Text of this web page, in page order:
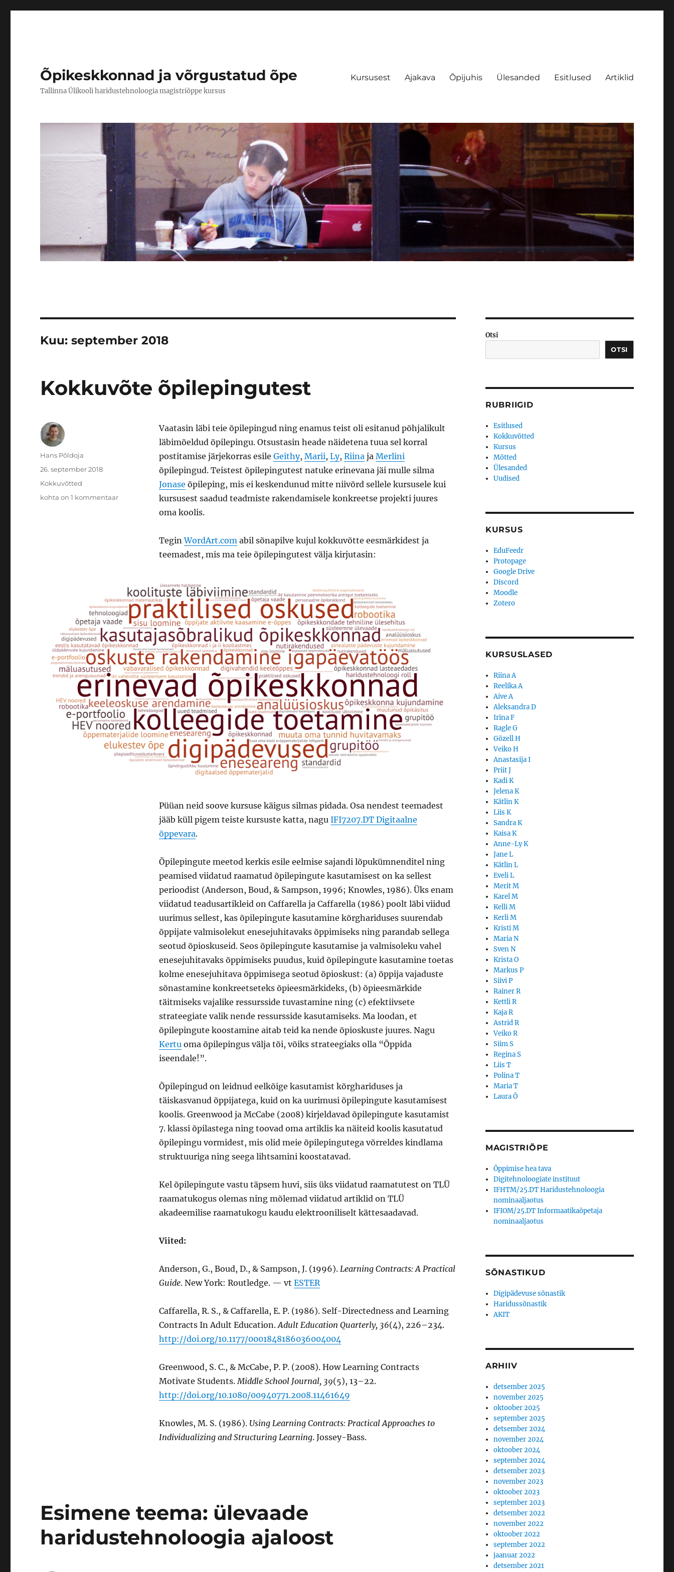
Õpikeskkonnad ja võrgustatud õpe
Tallinna Ülikooli haridustehnoloogia magistriõppe kursus
Kursusest Ajakava Õpijuhis Ülesanded Esitlused Artiklid
Kuu:september 2018
Kokkuvõte õpilepingutest
Vaatasin läbi teie õpilepingud ning enamus teist oli esitanud põhjalikult
läbimõeldud õpilepingu. Otsustasin heade näidetena tuua sel korral
postitamise järjekorras esile Geithy, Marii, Ly, Riinaja Merlini
õpilepingud. Teistest õpilepingutest natuke erinevana jäi mulle silma
Jonase õpileping, mis ei keskendunud mitte niivõrd sellele kursusele kui
kursusest saadud teadmiste rakendamisele konkreetse projekti juures
oma koolis.
TeginWordArt.comabil sõnapilve kujul kokkuvõtte eesmärkidest ja
teemadest, mis ma teie õpilepingutest välja kirjutasin:
Püüan neid soove kursuse käigus silmas pidada. Osa nendest teemadest
jääb küll pigem teiste kursuste katta, nagu IFI7207.DT Digitaalne
õppevara.
Õpilepingute meetod kerkis esile eelmise sajandi lõpukümnenditel ning
peamised viidatud raamatud õpilepingute kasutamisest on ka sellest
perioodist (Anderson, Boud, & Sampson, 1996; Knowles, 1986). Üks enam
viidatud teadusartikleid on Caffarella ja Caffarella (1986) poolt läbi viidud
uurimus sellest, kas õpilepingute kasutamine kõrghariduses suurendab
õppijate valmisolekut enesejuhitavaks õppimiseks ning parandab sellega
seotud õpioskuseid. Seos õpilepingute kasutamise ja valmisoleku vahel
enesejuhitavaks õppimiseks puudus, kuid õpilepingute kasutamine toetas
kolme enesejuhitava õppimisega seotud õpioskust: (a) õppija vajaduste
sõnastamine konkreetseteks õpieesmärkideks, (b) õpieesmärkide
täitmiseks vajalike ressursside tuvastamine ning (c) efektiivsete
strateegiate valik nende ressursside kasutamiseks. Ma loodan, et
õpilepingute koostamine aitab teid ka nende õpioskuste juures. Nagu
Kertu oma õpilepingus välja tõi, võiks strateegiaks olla “Õppida
iseendale!”.
Õpilepingud on leidnud eelkõige kasutamist kõrghariduses ja
täiskasvanud õppijatega, kuid on ka uurimusi õpilepingute kasutamisest
koolis. Greenwood ja McCabe (2008) kirjeldavad õpilepingute kasutamist
7. klassi õpilastega ning toovad oma artiklis ka näiteid koolis kasutatud
õpilepingu vormidest, mis olid meie õpilepingutega võrreldes kindlama
struktuuriga ning seega lihtsamini koostatavad.
Kel õpilepingute vastu täpsem huvi, siis üks viidatud raamatutest on TLÜ
raamatukogus olemas ning mõlemad viidatud artiklid on TLÜ
akadeemilise raamatukogu kaudu elektrooniliselt kättesaadavad.
Viited:
Anderson, G., Boud, D., & Sampson, J. (1996). Learning Contracts: A Practical
Guide. New York: Routledge. — vt ESTER
Caffarella, R. S., & Caffarella, E. P. (1986). Self-Directedness and Learning
Contracts In Adult Education. Adult Education Quarterly, 36(4), 226–234.
http://doi.org/10.1177/0001848186036004004
Greenwood, S. C., & McCabe, P. P. (2008). How Learning Contracts
Motivate Students. Middle School Journal, 39(5), 13–22.
http://doi.org/10.1080/00940771.2008.11461649
Knowles, M. S. (1986). ‪ Using Learning Contracts: Practical Approaches to
Individualizing and Structuring Learning‬. Jossey-Bass.
Autor
Hans Põldoja
Postitatud
26. september 2018
Rubriigid
Kokkuvõtted
Kokkuvõte
kohta on 1 kommentaar
Esimene teema: ülevaade
haridustehnoloogia ajaloost
Otsi
OTSI
RUBRIIGID
Esitlused
Kokkuvõtted
Kursus
Mõtted
Ülesanded
Uudised
KURSUS
EduFeedr
Protopage
Google Drive
Discord
Moodle
Zotero
KURSUSLASED
Riina A
Reelika A
Aive A
Aleksandra D
Irina F
Ragle G
Gözell H
Veiko H
Anastasija I
Priit J
Kadi K
Jelena K
Kätlin K
Liis K
Sandra K
Kaisa K
Anne-Ly K
Jane L
Kätlin L
Eveli L
Merit M
Karel M
Kelli M
Kerli M
Kristi M
Maria N
Sven N
Krista O
Markus P
Siivi P
Rainer R
Kettli R
Kaja R
Astrid R
Veiko R
Siim S
Regina S
Liis T
Polina T
Maria T
Laura Õ
MAGISTRIÕPE
Õppimise hea tava
Digitehnoloogiate instituut
IFHTM/25.DT Haridustehnoloogia
nominaaljaotus
IFIOM/25.DT Informaatikaõpetaja
nominaaljaotus
SÕNASTIKUD
Digipädevuse sõnastik
Haridussõnastik
AKIT
ARHIIV
detsember 2025
november 2025
oktoober 2025
september 2025
detsember 2024
november 2024
oktoober 2024
september 2024
detsember 2023
november 2023
oktoober 2023
september 2023
detsember 2022
november 2022
oktoober 2022
september 2022
jaanuar 2022
detsember 2021